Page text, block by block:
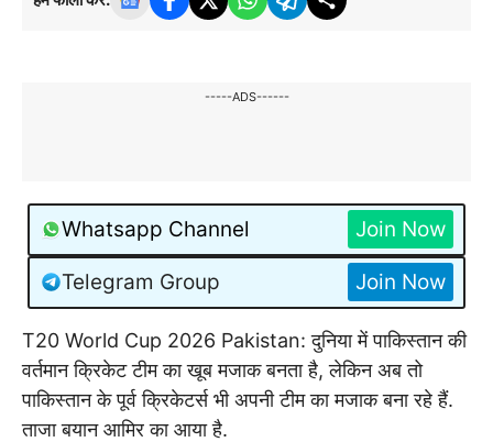
-----ADS------
Whatsapp Channel Join Now
Telegram Group Join Now
T20 World Cup 2026 Pakistan: दुनिया में पाकिस्तान की
वर्तमान क्रिकेट टीम का खूब मजाक बनता है, लेकिन अब तो
पाकिस्तान के पूर्व क्रिकेटर्स भी अपनी टीम का मजाक बना रहे हैं.
ताजा बयान आमिर का आया है.